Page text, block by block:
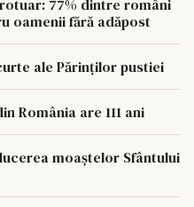
77% dintre români
oamenii fără adăpost
ale Părinților pustiei
România are 111 ani
moaștelor Sfântului